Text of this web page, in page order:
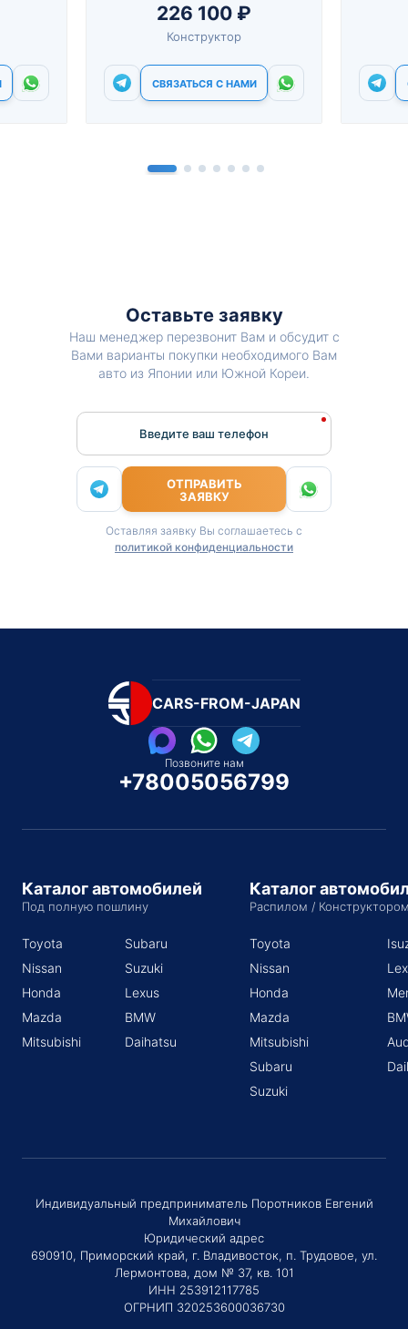
226 100 ₽
Конструктор
СВЯЗАТЬСЯ С НАМИ
Оставьте заявку
Наш менеджер перезвонит Вам и обсудит с
Вами варианты покупки необходимого Вам
авто из Японии или Южной Кореи.
Введите ваш телефон
ОТПРАВИТЬ
ЗАЯВКУ
Оставляя заявку Вы соглашаетесь с
политикой конфиденциальности
CARS-FROM-JAPAN
Позвоните нам
+78005056799
Каталог автомобилей
Под полную пошлину
Toyota
Nissan
Honda
Mazda
Mitsubishi
Subaru
Suzuki
Lexus
BMW
Daihatsu
Каталог
Распилом /
Toyota
Nissan
Honda
Mazda
Mitsubishi
Subaru
Suzuki
Индивидуальный предприниматель Поротников Евгений
Михайлович
Юридический адрес
690910, Приморский край, г. Владивосток, п. Трудовое, ул.
Лермонтова, дом № 37, кв. 101
ИНН 253912117785
ОГРНИП 320253600036730